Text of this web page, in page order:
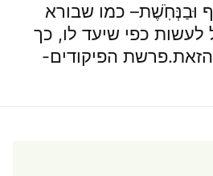
וּבַנְּחֹֽשֶׁת– כמו שבורא
כפי שיעד לו, כך
הפיקודים-